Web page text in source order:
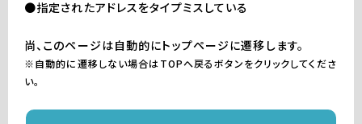
●指定されたアドレスをタイプミスしている
尚、このページは自動的にトップページに遷移します。
※自動的に遷移しない場合はTOPへ戻るボタンをクリックしてくださ
い。